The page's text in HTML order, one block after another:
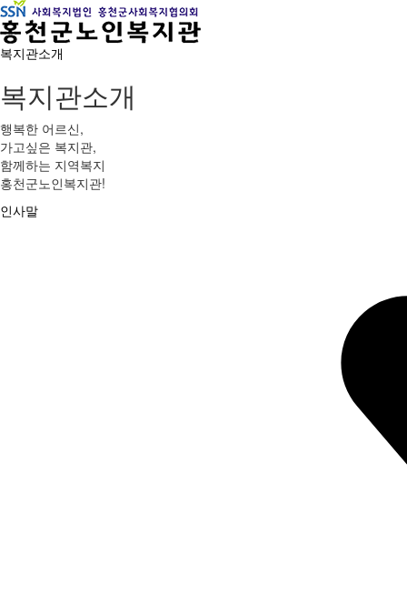
복지관소개
복지관소개
행복한 어르신,
가고싶은 복지관,
함께하는 지역복지
홍천군노인복지관!
인사말